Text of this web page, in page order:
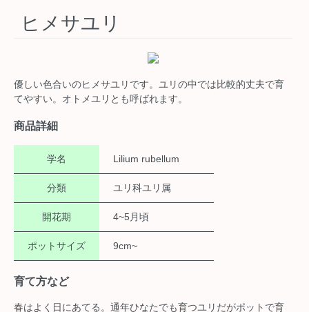
ヒメサユリ
優しい色合いのヒメサユリです。ユリの中では比較的丈夫で育
てやすい。オトメユリとも呼ばれます。
商品詳細
学名 Lilium rubellum
分類 ユリ科ユリ属
開花期 4~5月頃
ポットサイズ 9cm~
育て方など
春はよく日にあてる。通年ひなたでも育つユリだがポットで育